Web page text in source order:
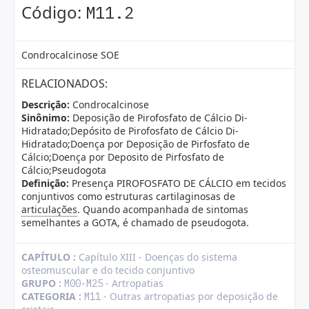
Código: M11.2
Condrocalcinose SOE
RELACIONADOS:
Descrição: Condrocalcinose
Sinônimo: Deposição de Pirofosfato de Cálcio Di-
Hidratado;Depósito de Pirofosfato de Cálcio Di-
Hidratado;Doença por Deposição de Pirfosfato de
Cálcio;Doença por Deposito de Pirfosfato de
Cálcio;Pseudogota
Definição: Presença PIROFOSFATO DE CÁLCIO em tecidos
conjuntivos como estruturas cartilaginosas de
articulações. Quando acompanhada de sintomas
semelhantes a GOTA, é chamado de pseudogota.
CAPÍTULO : Capítulo XIII - Doenças do sistema
osteomuscular e do tecido conjuntivo
GRUPO : M00-M25 - Artropatias
CATEGORIA : M11 - Outras artropatias por deposição de